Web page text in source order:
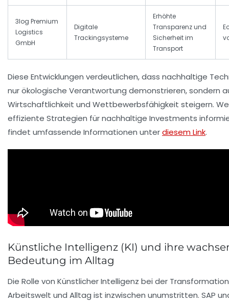
3log Premium
Logistics
GmbH
Digitale
Trackingsysteme
Erhöhte
Transparenz und
Sicherheit im
Transport
Diese Entwicklungen verdeutlichen, dass nachhaltige
nur ökologische Verantwortung demonstrieren, sondern
Wirtschaftlichkeit und Wettbewerbsfähigkeit steigern.
effiziente Strategien für nachhaltige Investments
findet umfassende Informationen unterdiesem Link.
Künstliche Intelligenz (KI) und ihre
Bedeutung im Alltag
Die Rolle von Künstlicher Intelligenz bei der
Arbeitswelt und Alltag ist inzwischen unumstritten. SAP